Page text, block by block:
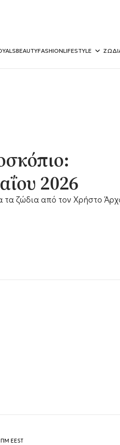
BEAUTYFASHIONLIFESTYLE
2026
ζώδια από τον Χρήστο
EEST